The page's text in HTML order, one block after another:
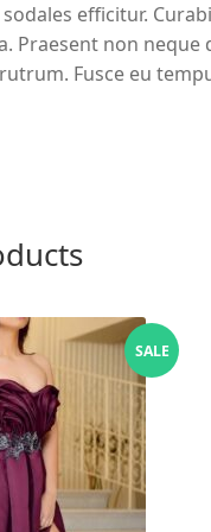
efficitur.
Praesent non
Fusce eu
SALE